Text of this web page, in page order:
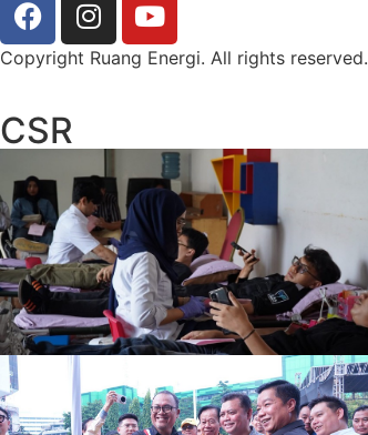
Copyright Ruang Energi. All rights reserved.
CSR